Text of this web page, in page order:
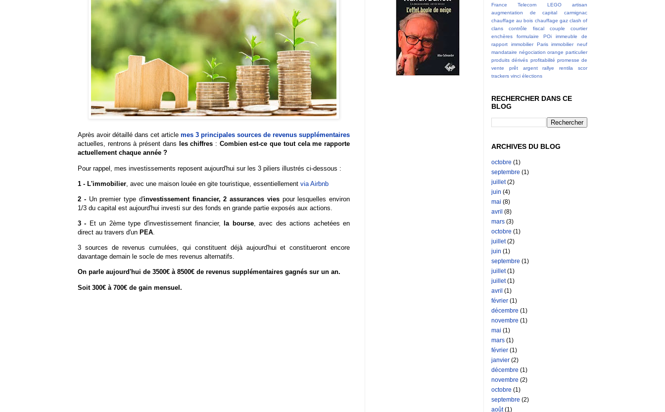
Après avoir détaillé dans cet article mes 3 principales sources de revenus supplémentaires
actuelles, rentrons à présent dans
les chiffres : Combien est-ce que tout cela me rapporte
actuellement chaque année ?
Pour rappel, mes investissements reposent aujourd'hui sur les 3 piliers illustrés ci-dessous :
1 - L'immobilier , avec une maison louée en gite touristique, essentiellement via Airbnb
2 -Un premier type d'investissement financier, 2 assurances viespour lesquelles environ
1/3 du capital est aujourd'hui investi sur des fonds en grande partie exposés aux actions.
3 - Et un 2ème type d'investissement financier, la bourse, avec des actions achetées en
direct au travers d'un PEA.
3 sources de revenus cumulées, qui constituent déjà aujourd'hui et constitueront encore
davantage demain le socle de mes revenus alternatifs.
On parle aujourd'hui de 3500€ à 8500€ de revenus supplémentaires gagnés sur un an.
Soit 300€ à 700€ de gain mensuel.
France Telecom
LEGO
artisan
augmentation de capital
carmignac
chauffage au bois chauffage gaz clash of
clans
contrôle fiscal couple
courtier
enchères
formulaire POi
immeuble de
rapport
immobilier Paris
immobilier neuf
mandataire négociation orange particulier
produits dérivés profitabilité promesse de
vente
prêt argent rallye rentila
scor
trackers vinci élections
RECHERCHER DANS CE
BLOG
ARCHIVES DU BLOG
octobre (1)
septembre (1)
juillet(2)
juin (4)
mai (8)
avril (8)
mars (3)
octobre (1)
juillet(2)
juin (1)
septembre (1)
juillet(1)
juillet(1)
avril (1)
février (1)
décembre (1)
novembre (1)
mai (1)
mars (1)
février (1)
janvier (2)
décembre (1)
novembre (2)
octobre (1)
septembre (2)
août(1)